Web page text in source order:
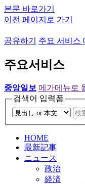
본문 바로가기
이전 페이지로 가기
공유하기 주요 서비스
주요서비스
중앙일보 메가메뉴로
검색어 입력폼
HOME
最新記事
ニュース
政治
経済